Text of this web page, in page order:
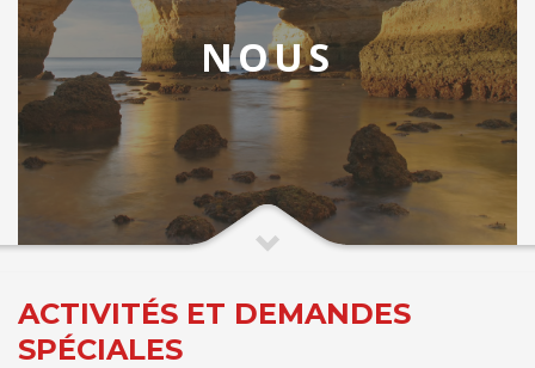
NOUS
ACTIVITÉS ET DEMANDES
SPÉCIALES